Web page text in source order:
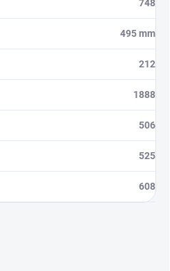
748
495 mm
212
1888
506
525
608